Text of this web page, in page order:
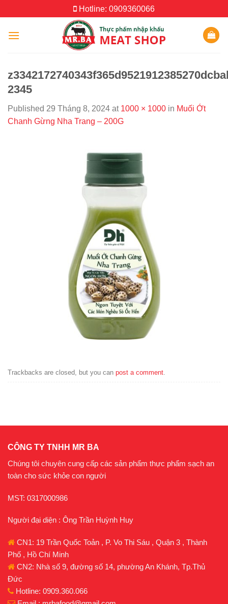
to
content
Hotline: 0909360066
2345
Published 29 Tháng 8, 2024 at 1000 × 1000 in Muối Ớt
Chanh Gừng Nha Trang – 200G
Trackbacks are closed, but you can post a comment.
CÔNG TY TNHH MR BA
Chúng tôi chuyên cung cấp các sản phẩm thực phẩm sạch an
toàn cho sức khỏe con người
MST: 0317000986
Người đại diện : Ông Trần Huỳnh Huy
CN1: 19 Trần Quốc Toản , P. Vo Thi Sáu , Quận 3 , Thành
Phố , Hồ Chí Minh
CN2: Nhà số 9, đường số 14, phường An Khánh, Tp.Thủ
Đức
Hotline: 0909.360.066